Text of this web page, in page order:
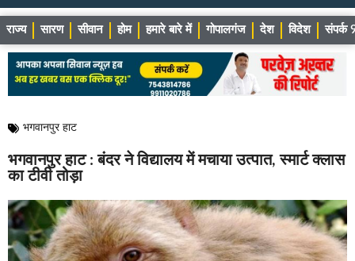
राज्य सारण सीवान होम हमारे बारे में गोपालगंज देश विदेश संपर्क
भगवानपुर हाट
भगवानपुर हाट : बंदर ने विद्यालय में मचाया उत्पात, स्मार्ट क्लास
का टीवी तोड़ा